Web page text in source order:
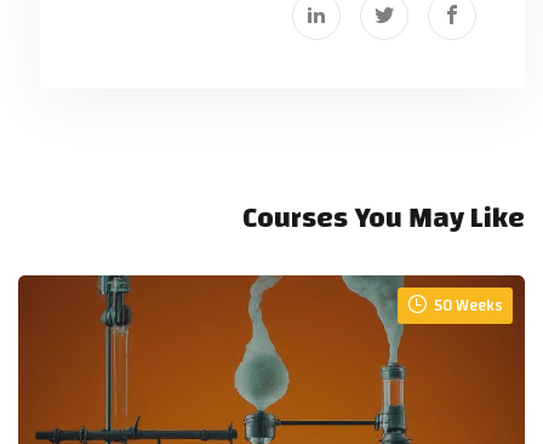
Courses You May Like
50 Weeks